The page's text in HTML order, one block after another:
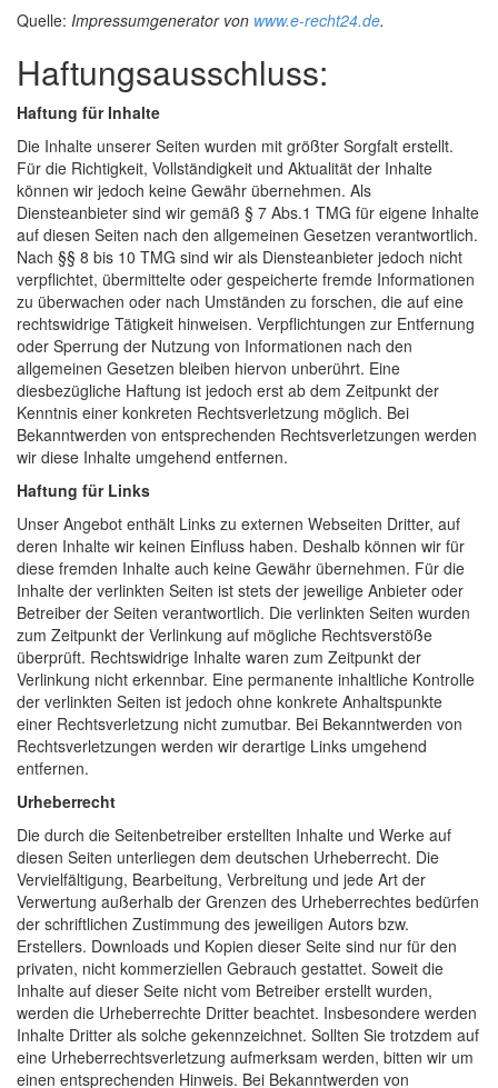
Quelle: Impressumgenerator von www.e-recht24.de.
Haftungsausschluss:
Haftung für Inhalte
Die Inhalte unserer Seiten wurden mit größter Sorgfalt erstellt.
Für die Richtigkeit, Vollständigkeit und Aktualität der Inhalte
können wir jedoch keine Gewähr übernehmen. Als
Diensteanbieter sind wir gemäß § 7 Abs.1 TMG für eigene Inhalte
auf diesen Seiten nach den allgemeinen Gesetzen verantwortlich.
Nach §§ 8 bis 10 TMG sind wir als Diensteanbieter jedoch nicht
verpflichtet, übermittelte oder gespeicherte fremde Informationen
zu überwachen oder nach Umständen zu forschen, die auf eine
rechtswidrige Tätigkeit hinweisen. Verpflichtungen zur Entfernung
oder Sperrung der Nutzung von Informationen nach den
allgemeinen Gesetzen bleiben hiervon unberührt. Eine
diesbezügliche Haftung ist jedoch erst ab dem Zeitpunkt der
Kenntnis einer konkreten Rechtsverletzung möglich. Bei
Bekanntwerden von entsprechenden Rechtsverletzungen werden
wir diese Inhalte umgehend entfernen.
Haftung für Links
Unser Angebot enthält Links zu externen Webseiten Dritter, auf
deren Inhalte wir keinen Einfluss haben. Deshalb können wir für
diese fremden Inhalte auch keine Gewähr übernehmen. Für die
Inhalte der verlinkten Seiten ist stets der jeweilige Anbieter oder
Betreiber der Seiten verantwortlich. Die verlinkten Seiten wurden
zum Zeitpunkt der Verlinkung auf mögliche Rechtsverstöße
überprüft. Rechtswidrige Inhalte waren zum Zeitpunkt der
Verlinkung nicht erkennbar. Eine permanente inhaltliche Kontrolle
der verlinkten Seiten ist jedoch ohne konkrete Anhaltspunkte
einer Rechtsverletzung nicht zumutbar. Bei Bekanntwerden von
Rechtsverletzungen werden wir derartige Links umgehend
entfernen.
Urheberrecht
Die durch die Seitenbetreiber erstellten Inhalte und Werke auf
diesen Seiten unterliegen dem deutschen Urheberrecht. Die
Vervielfältigung, Bearbeitung, Verbreitung und jede Art der
Verwertung außerhalb der Grenzen des Urheberrechtes bedürfen
der schriftlichen Zustimmung des jeweiligen Autors bzw.
Erstellers. Downloads und Kopien dieser Seite sind nur für den
privaten, nicht kommerziellen Gebrauch gestattet. Soweit die
Inhalte auf dieser Seite nicht vom Betreiber erstellt wurden,
werden die Urheberrechte Dritter beachtet. Insbesondere werden
Inhalte Dritter als solche gekennzeichnet. Sollten Sie trotzdem auf
eine Urheberrechtsverletzung aufmerksam werden, bitten wir um
einen entsprechenden Hinweis. Bei Bekanntwerden von